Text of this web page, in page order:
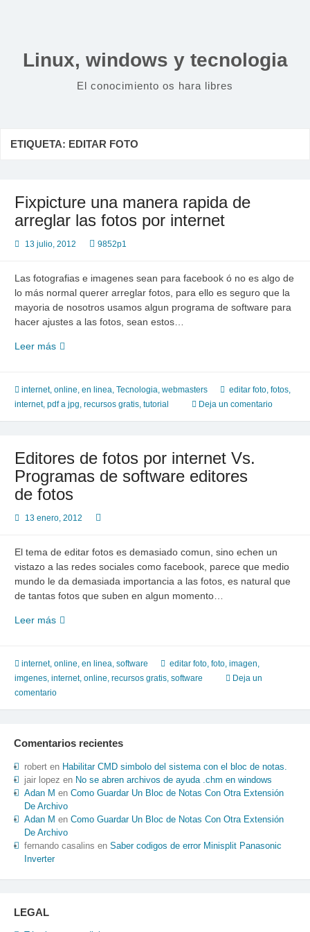
Linux, windows y tecnologia
El conocimiento os hara libres
ETIQUETA: EDITAR FOTO
Fixpicture una manera rapida de
arreglar las fotos por internet
13 julio, 2012 9852p1
Las fotografias e imagenes sean para facebook ó no es algo de
lo más normal querer arreglar fotos, para ello es seguro que la
mayoria de nosotros usamos algun programa de software para
hacer ajustes a las fotos, sean estos…
Leer másFixpicture
rapida
de
arreglar
por
internet
internet, online, en linea, Tecnologia, webmasters editar foto, fotos,
internet, pdf a jpg, recursos gratis, tutorial Deja un comentario
Editores de fotos por internet Vs.
Programas de software editores
de fotos
13 enero, 2012
El tema de editar fotos es demasiado comun, sino echen un
vistazo a las redes sociales como facebook, parece que medio
mundo le da demasiada importancia a las fotos, es natural que
de tantas fotos que suben en algun momento…
Leer másEditores
por
internet
Vs.
Programas
editores
de
fotos
internet, online, en linea, software editar foto, foto, imagen,
imgenes, internet, online, recursos gratis, software
Deja un
comentario
Comentarios recientes
roberten Habilitar CMD simbolo del sistema con el bloc de notas.
jair lopez en No se abren archivos de ayuda .chm en windows
Adan M en Como Guardar Un Bloc de Notas Con Otra Extensión
De Archivo
Adan M en Como Guardar Un Bloc de Notas Con Otra Extensión
De Archivo
fernando casalins en Saber codigos de error Minisplit Panasonic
Inverter
LEGAL